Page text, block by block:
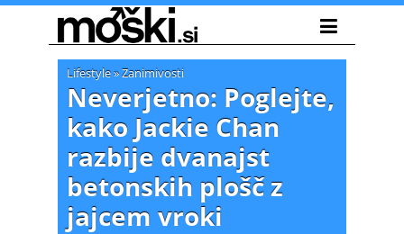
Lifestyle»Zanimivosti
Neverjetno: Poglejte,
kako Jackie Chan
razbije dvanajst
betonskih plošč z
jajcem vroki